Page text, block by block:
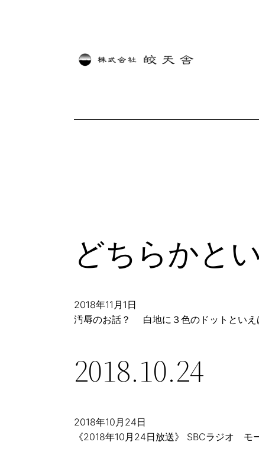
どちらかと
2018年11月1日
汚辱のお話？ 白地に３色のドットといえ
2018.10.24
2018年10月24日
《2018年10月24日放送》 SBCラジオ モ